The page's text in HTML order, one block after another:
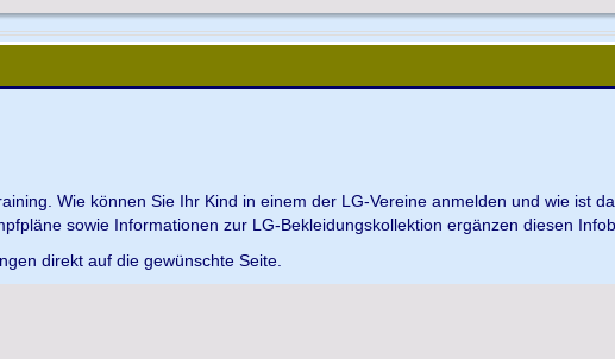
Wie können Sie Ihr Kind in einem der LG-Vereine anmelden und wie ist
sowie Informationen zur LG-Bekleidungskollektion ergänzen diesen
direkt auf die gewünschte Seite.